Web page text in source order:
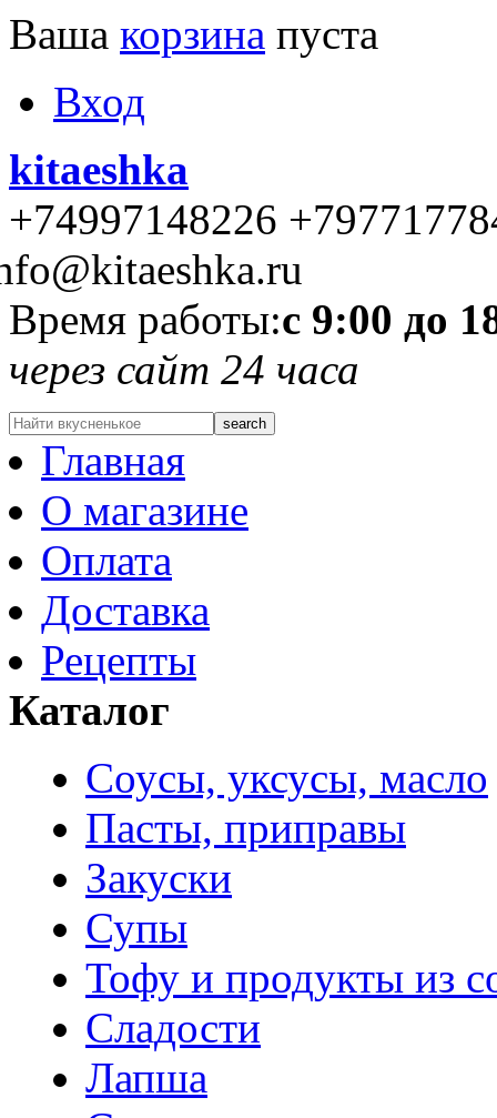
Ваша корзина пуста
Вход
kitaeshka
+74997148226
Время работы:с 9:00 до
через сайт 24 часа
Главная
О магазине
Оплата
Доставка
Рецепты
Каталог
Соусы, уксусы, масло
Пасты, приправы
Закуски
Супы
Тофу и продукты из
Сладости
Лапша